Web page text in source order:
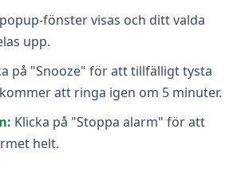
fönster visas och ditt valda
upp.
på "Snooze" för att tillfälligt tysta
att ringa igen om 5 minuter.
Klicka på "Stoppa alarm" för att
helt.